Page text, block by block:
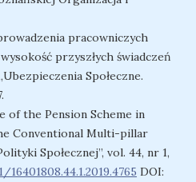
pracowniczych
przyszłych świadczeń
Społeczne.
of the Pension Scheme in
Conventional Multi-pillar
Społecznej”, vol. 44, nr 1,
DOI: